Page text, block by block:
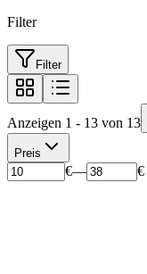
Filter
Filter
Anzeigen 1 - 13 von 13
Preis
€— €